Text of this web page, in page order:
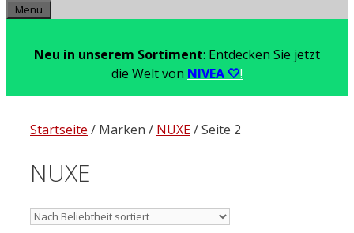
Menu
Neu in unserem Sortiment: Entdecken Sie jetzt
die Welt von NIVEA 🤍!
Startseite / Marken / NUXE/ Seite 2
NUXE